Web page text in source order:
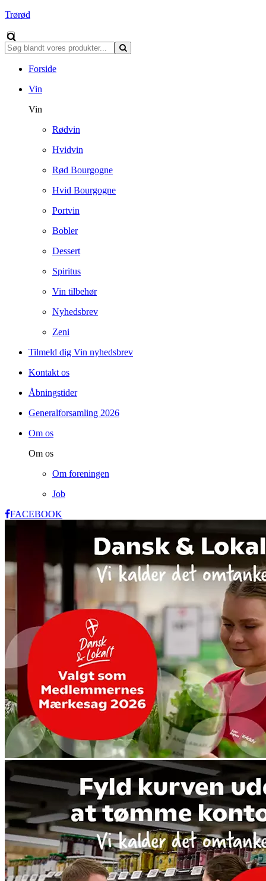
Trørød
Forside
Vin
Vin
Rødvin
Hvidvin
Rød Bourgogne
Hvid Bourgogne
Portvin
Bobler
Dessert
Spiritus
Vin tilbehør
Nyhedsbrev
Zeni
Tilmeld dig Vin nyhedsbrev
Kontakt os
Åbningstider
Generalforsamling 2026
Om os
Om os
Om foreningen
Job
FACEBOOK